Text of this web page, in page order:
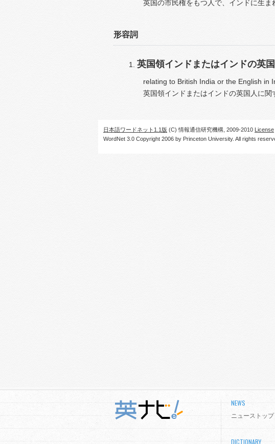
英国の市民権をもつ人で、インドに生ま
形容詞
英国領インドまたはインドの英
relating to British India or the English in
英国領インドまたはインドの英国人に関
日本語ワードネット1.1版 (C) 情報通信研究機構, 2009-2010 License
WordNet 3.0 Copyright 2006 by Princeton University. All rights
NEWS
ニューストップ
DICTIONARY